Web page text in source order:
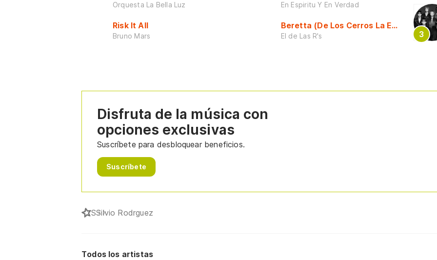
Orquesta La Bella Luz
Risk It All
Bruno Mars
En Espiritu Y En Verdad
Beretta (De Los Cerros La Escuela)
El de Las R's
Disfruta de la música con
opciones exclusivas
Suscríbete para desbloquear beneficios.
Suscríbete
SSilvio Rodrguez
Todos los artistas